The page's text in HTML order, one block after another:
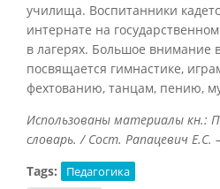
училища. Воспитанники
интернате на
в лагерях. Большое внимание
посвящается гимнастике,
фехтованию, танцам, пению,
Использованы материалы кн.:
словарь. / Сост. Рапацевич Е.С.
Tags:
Педагогика